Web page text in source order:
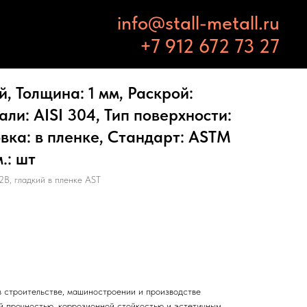
info@stall-metall.ru
+7 912 672 73 27
Толщина: 1 мм, Раскрой:
AISI 304, Тип поверхности:
в пленке, Стандарт: ASTM
шт
гладкий в пленке AST
машиностроении и производстве